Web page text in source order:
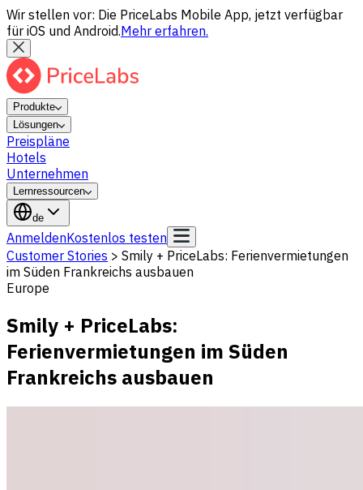
Wir stellen vor: Die PriceLabs Mobile App, jetzt verfügbar
für iOS und Android.Mehr erfahren.
Produkte
Lösungen
Preispläne
Hotels
Unternehmen
Lernressourcen
de
AnmeldenKostenlos testen
Customer Stories > Smily + PriceLabs: Ferienvermietungen
im Süden Frankreichs ausbauen
Europe
Smily + PriceLabs:
Ferienvermietungen im Süden
Frankreichs ausbauen